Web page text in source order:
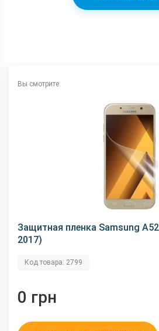
Вы смотрите:
Защитная пленка Samsung
2017)
Код товара: 2799
0 грн